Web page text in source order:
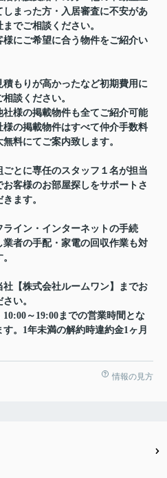
しまった方・入居審査に不安があ
でご相談ください。
様にご希望に合う物件をご紹介い
積もりが高かったなど初期費用に
談ください。
社様の掲載物件も全てご紹介可能
様の掲載物件はすべて仲介手数料
料にてご案内致します。
ごとに専任のスタッフ１名が担当
お客様のお部屋探しをサポートさ
ます。
ライン・インターネットの手続
業者の手配・家電の回収作業も対
社【株式会社ルームワン】までお
い。
10:00～19:00までの営業時間とな
す。1年未満の解約時違約金1ヶ月
情報の見方